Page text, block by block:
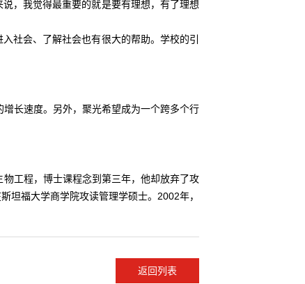
，我觉得最重要的就是要有理想，有了理想
社会、了解社会也有很大的帮助。学校的引
长速度。另外，聚光希望成为一个跨多个行
工程，博士课程念到第三年，他却放弃了攻
坦福大学商学院攻读管理学硕士。2002年，
返回列表